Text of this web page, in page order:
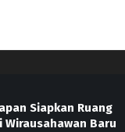
Siapkan Ruang
Wirausahawan Baru